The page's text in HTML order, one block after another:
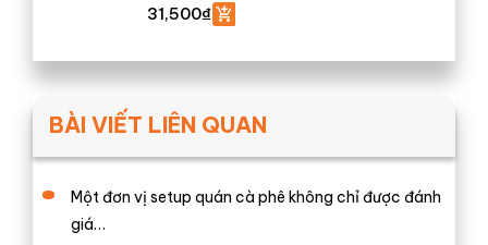
31,500₫
BÀI VIẾT LIÊN QUAN
Một đơn vị setup quán cà phê không chỉ được đánh
giá…